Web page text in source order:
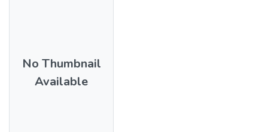
No Thumbnail
Available